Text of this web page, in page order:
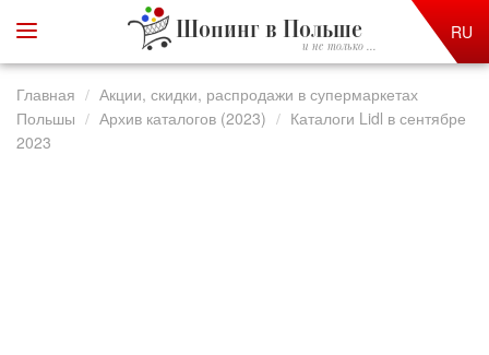
Шопинг в Польше
и не только ...
RU
Главная
Акции, скидки, распродажи в супермаркетах
Польшы
Архив каталогов (2023)
Каталоги Lidl в сентябре
2023